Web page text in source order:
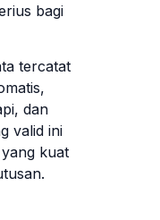
bagi
tercatat
dan
valid ini
kuat